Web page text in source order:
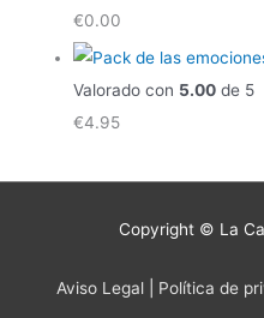
€0.00
Valorado con 5.00 de 5
€4.95
Copyright © La
Aviso Legal| Política de